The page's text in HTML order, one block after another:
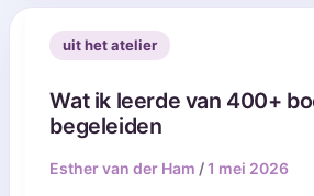
uit het atelier
Wat ik leerde van 400+
begeleiden
Esther van der Ham /1 mei 2026